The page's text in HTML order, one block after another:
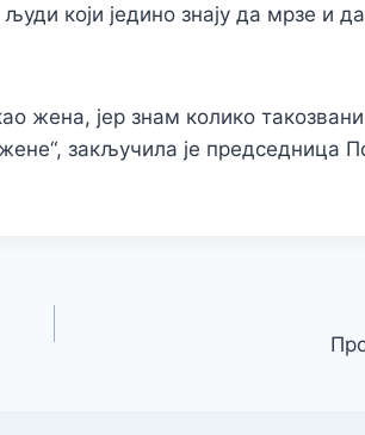
који једино знају да мрзе и
жена, јер знам колико такозвани
закључила је председница